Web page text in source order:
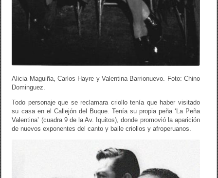
Alicia Maguiña, Carlos Hayre y Valentina Barrionuevo. Foto: Chino
Dominguez.
Todo personaje que se reclamara criollo tenía que haber visitado
su casa en el Callejón del Buque. Tenía su propia peña ‘La Peña
Valentina’ (cuadra 9 de la Av. Iquitos), donde promovió la aparición
de nuevos exponentes del canto y baile criollos y afroperuanos.